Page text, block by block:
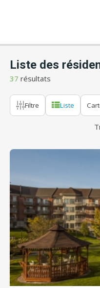
Liste des
37 résultats
Filtre Liste